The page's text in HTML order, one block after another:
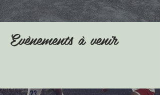
Evènements à venir